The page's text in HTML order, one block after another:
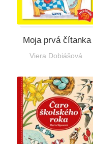
Moja prvá čítanka
Viera Dobiášová